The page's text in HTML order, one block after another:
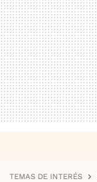
TEMAS DE INTERÉS